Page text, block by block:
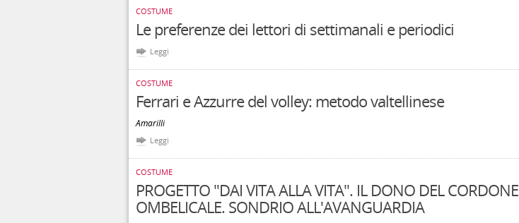
COSTUME
Le preferenze dei lettori di settimanali e periodici
Leggi
COSTUME
Ferrari e Azzurre del volley: metodo valtellinese
Amarilli
Leggi
COSTUME
PROGETTO "DAI VITA ALLA VITA". IL DONO DEL CORDONE
OMBELICALE. SONDRIO ALL'AVANGUARDIA